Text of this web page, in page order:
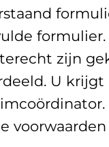
formulier.
terecht zijn
U